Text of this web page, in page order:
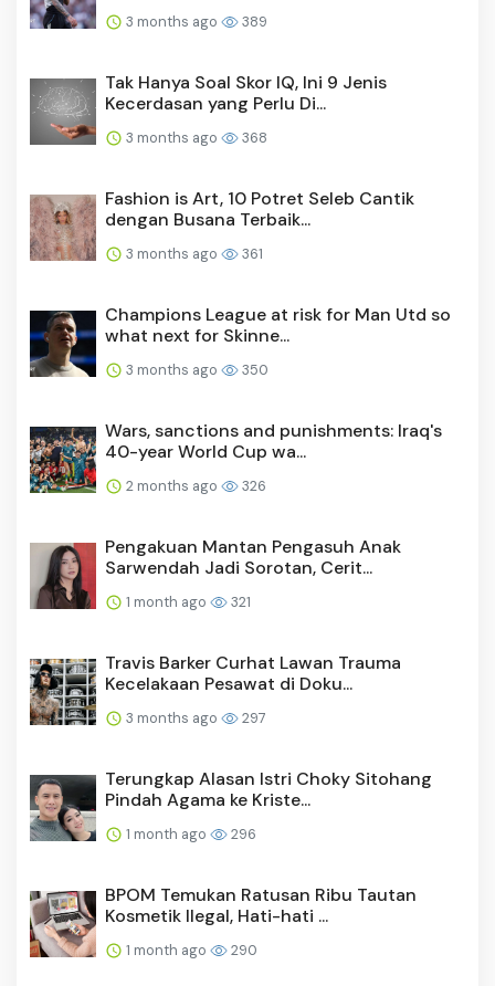
3 months ago 389
Tak Hanya Soal Skor IQ, Ini 9 Jenis
Kecerdasan yang Perlu Di...
3 months ago 368
Fashion is Art, 10 Potret Seleb Cantik
dengan Busana Terbaik...
3 months ago 361
Champions League at risk for Man Utd so
what next for Skinne...
3 months ago 350
Wars, sanctions and punishments: Iraq's
40-year World Cup wa...
2 months ago 326
Pengakuan Mantan Pengasuh Anak
Sarwendah Jadi Sorotan, Cerit...
1 month ago 321
Travis Barker Curhat Lawan Trauma
Kecelakaan Pesawat di Doku...
3 months ago 297
Terungkap Alasan Istri Choky Sitohang
Pindah Agama ke Kriste...
1 month ago 296
BPOM Temukan Ratusan Ribu Tautan
Kosmetik Ilegal, Hati-hati ...
1 month ago 290